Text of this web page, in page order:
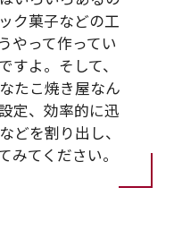
ク菓子などの工
やって作ってい
すよ。そして、
たこ焼き屋なん
定、効率的に迅
どを割り出し、
みてください。